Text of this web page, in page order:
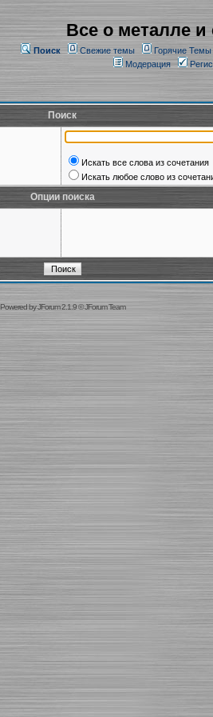
Все о металле и
Поиск Свежие темы Горячие Темы
Модерация
Поиск
Искать все слова из сочетания
Искать любое слово из
Опции поиска
Powered byJForum 2.1.9©JForum Team